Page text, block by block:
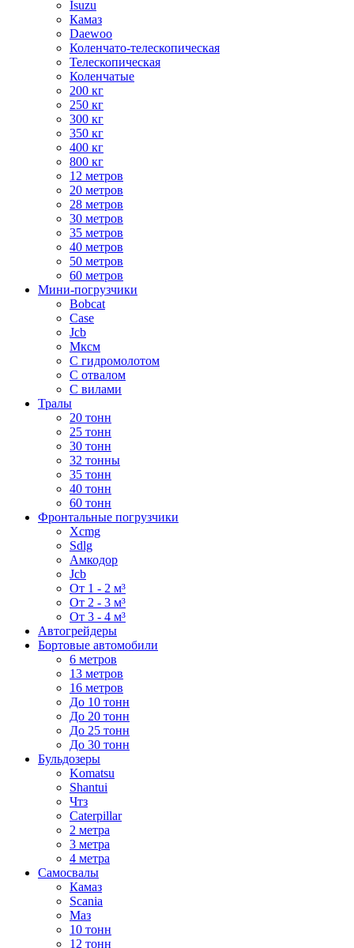
Isuzu
Камаз
Daewoo
Коленчато-телескопическая
Телескопическая
Коленчатые
200 кг
250 кг
300 кг
350 кг
400 кг
800 кг
12 метров
20 метров
28 метров
30 метров
35 метров
40 метров
50 метров
60 метров
Мини-погрузчики
Bobcat
Case
Jcb
Мксм
С гидромолотом
С отвалом
С вилами
Тралы
20 тонн
25 тонн
30 тонн
32 тонны
35 тонн
40 тонн
60 тонн
Фронтальные погрузчики
Xcmg
Sdlg
Амкодор
Jcb
От 1 - 2 м³
От 2 - 3 м³
От 3 - 4 м³
Автогрейдеры
Бортовые автомобили
6 метров
13 метров
16 метров
До 10 тонн
До 20 тонн
До 25 тонн
До 30 тонн
Бульдозеры
Komatsu
Shantui
Чтз
Caterpillar
2 метра
3 метра
4 метра
Самосвалы
Камаз
Scania
Маз
10 тонн
12 тонн